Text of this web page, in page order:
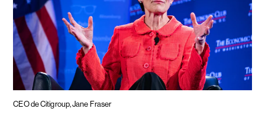
CEO de Citigroup, Jane Fraser